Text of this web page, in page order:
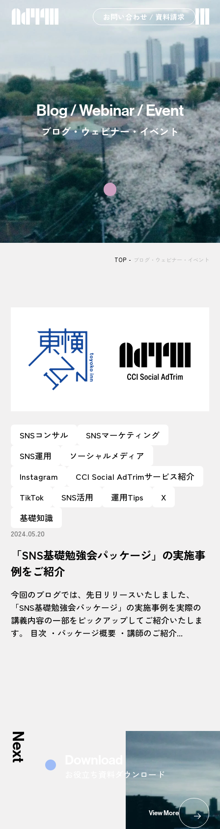
お問い合わせ / 資料請求
Blog / Webinar / Event
ブログ・ウェビナー・イベント
TOP ブログ・ウェビナー・イベント
SNSコンサル
SNSマーケティング
SNS運用
ソーシャルメディア
Instagram
CCI Social AdTrimサービス紹介
TikTok
SNS活用 運用Tips
X
基礎知識
2024.05.20
「SNS基礎勉強会パッケージ」の実施事
例をご紹介
今回のブログでは、先日リリースいたしました、
「SNS基礎勉強会パッケージ」の実施事例を実際の
講義内容の一部をピックアップしてご紹介いたしま
す。 目次 ・パッケージ概要 ・講師のご紹介...
Next
お役立ち資料ダウンロード
View More